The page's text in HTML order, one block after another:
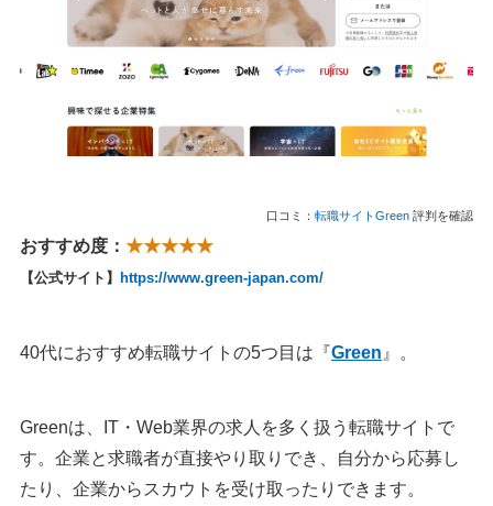
口コミ： 転職サイトGreen 評判を確認
おすすめ度： ★★★★★
【公式サイト】 https://www.green-japan.com/
40代におすすめ転職サイトの5つ目は『Green 』。
Greenは、IT・Web業界の求人を多く扱う転職サイトで
す。企業と求職者が直接やり取りでき、自分から応募し
たり、企業からスカウトを受け取ったりできます。